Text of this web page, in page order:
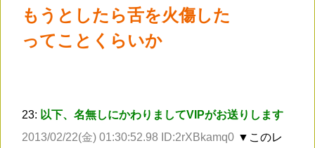
もうとしたら舌を火傷した
ってことくらいか
23: 以下、名無しにかわりましてVIPがお送りします
2013/02/22(金) 01:30:52.98 ID:2rXBkamq0 ▼このレ